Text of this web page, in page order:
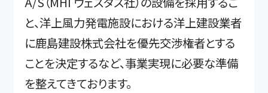
と、洋上風力発電施設における洋上建設業者
に鹿島建設株式会社を優先交渉権者とする
ことを決定するなど、事業実現に必要な準備
を整えてきております。